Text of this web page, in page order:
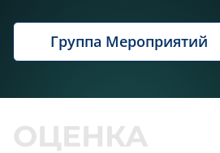
Группа Мероприятий